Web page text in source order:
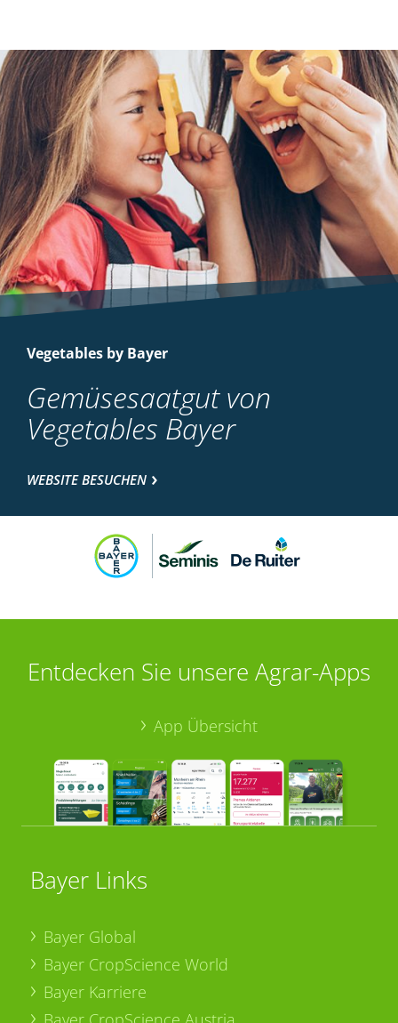
Vegetables by Bayer
Gemüsesaatgut von
Vegetables Bayer
WEBSITE BESUCHEN
Entdecken Sie unsere Agrar-Apps
App Übersicht
Bayer Links
Bayer Global
Bayer CropScience World
Bayer Karriere